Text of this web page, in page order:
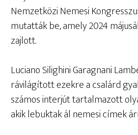
Nemzetközi Nemesi
mutatták be, amely 2024
zajlott.
Luciano Silighini Garagnani
rávilágított ezekre a csalárd
számos interjút tartalmazott
akik lebuktak ál nemesi címek